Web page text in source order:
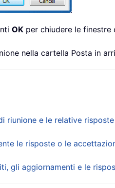
OK per chiudere le finestre
nella cartella Posta in
riunione e le relative
le risposte o le
gli aggiornamenti e le